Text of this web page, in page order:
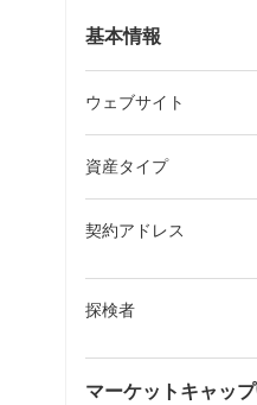
基本情報
ウェブサイト
資産タイプ
契約アドレス
探検者
マーケットキャップ